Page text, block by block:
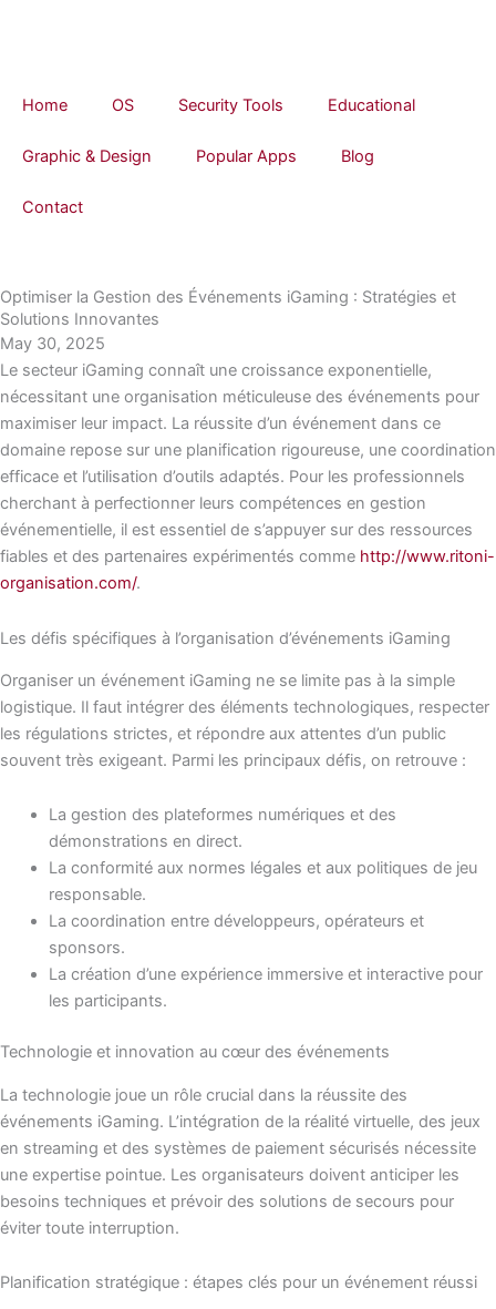
Home
OS Security Tools Educational
Graphic & Design Popular Apps Blog
Contact
Optimiser la Gestion des Événements iGaming : Stratégies et
Solutions Innovantes
May 30, 2025
Le secteur iGaming connaît une croissance exponentielle,
nécessitant une organisation méticuleuse des événements pour
maximiser leur impact. La réussite d’un événement dans ce
domaine repose sur une planification rigoureuse, une coordination
efficace et l’utilisation d’outils adaptés. Pour les professionnels
cherchant à perfectionner leurs compétences en gestion
événementielle, il est essentiel de s’appuyer sur des ressources
fiables et des partenaires expérimentés comme http://www.ritoni-
organisation.com/.
Les défis spécifiques à l’organisation d’événements iGaming
Organiser un événement iGaming ne se limite pas à la simple
logistique. Il faut intégrer des éléments technologiques, respecter
les régulations strictes, et répondre aux attentes d’un public
souvent très exigeant. Parmi les principaux défis, on retrouve :
La gestion des plateformes numériques et des
démonstrations en direct.
La conformité aux normes légales et aux politiques de jeu
responsable.
La coordination entre développeurs, opérateurs et
sponsors.
La création d’une expérience immersive et interactive pour
les participants.
Technologie et innovation au cœur des événements
La technologie joue un rôle crucial dans la réussite des
événements iGaming. L’intégration de la réalité virtuelle, des jeux
en streaming et des systèmes de paiement sécurisés nécessite
une expertise pointue. Les organisateurs doivent anticiper les
besoins techniques et prévoir des solutions de secours pour
éviter toute interruption.
Planification stratégique : étapes clés pour un événement réussi